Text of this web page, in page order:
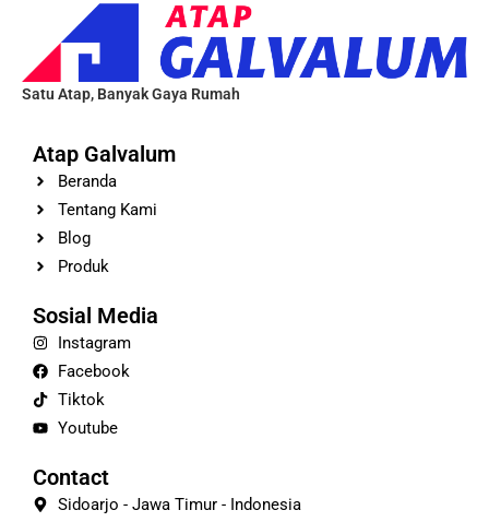
Satu Atap, Banyak Gaya Rumah
Atap Galvalum
Beranda
Tentang Kami
Blog
Produk
Sosial Media
Instagram
Facebook
Tiktok
Youtube
Contact
Sidoarjo - Jawa Timur - Indonesia